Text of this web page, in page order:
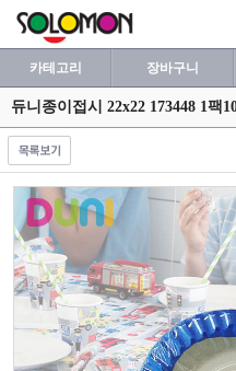
카테고리 장바구니
듀니종이접시 22x22 173448 1팩